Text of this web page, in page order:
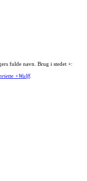
fulde navn. Brug i stedet +:
+Wulff.